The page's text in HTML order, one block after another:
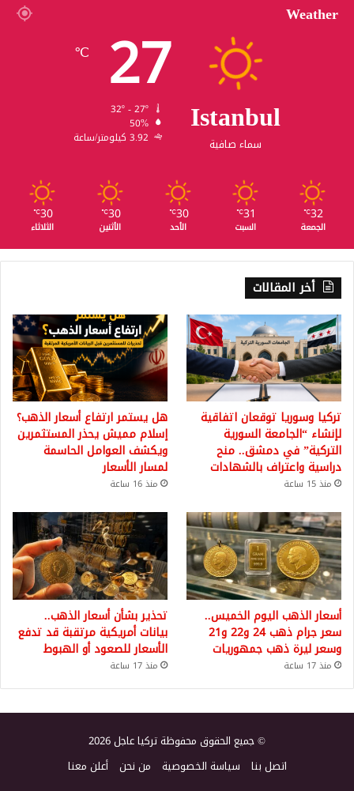
Weather
Istanbul
سماء صافية
27
℃
50%
3.92 كيلومتر/ساعة
32
℃
الجمعة
31
℃
السبت
30
℃
الأحد
30
℃
الأثنين
30
℃
الثلاثاء
أخر المقالات
تركيا وسوريا توقعان اتفاقية
لإنشاء “الجامعة السورية
التركية” في دمشق.. منح
دراسية واعتراف بالشهادات
منذ 15 ساعة
هل يستمر ارتفاع أسعار الذهب؟
إسلام مميش يحذر المستثمرين
ويكشف العوامل الحاسمة
لمسار الأسعار
منذ 16 ساعة
أسعار الذهب اليوم الخميس..
سعر جرام ذهب 24 و22 و21
وسعر ليرة ذهب جمهوريات
منذ 17 ساعة
تحذير بشأن أسعار الذهب..
بيانات أمريكية مرتقبة قد تدفع
الأسعار للصعود أو الهبوط
منذ 17 ساعة
© جميع الحقوق محفوظة تركيا عاجل 2026
اتصل بنا سياسة الخصوصية من نحن أعلن معنا